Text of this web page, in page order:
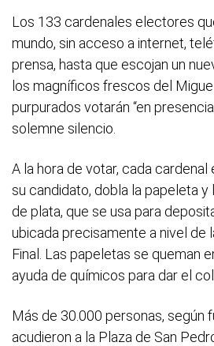
Los 133 cardenales electores
mundo, sin acceso a internet,
prensa, hasta que escojan un
los magníficos frescos del
purpurados votarán “en
solemne silencio.
A la hora de votar, cada
su candidato, dobla la papeleta
de plata, que se usa para
ubicada precisamente a nivel de
Final. Las papeletas se queman
ayuda de químicos para dar el
Más de 30.000 personas, según
acudieron a la Plaza de San